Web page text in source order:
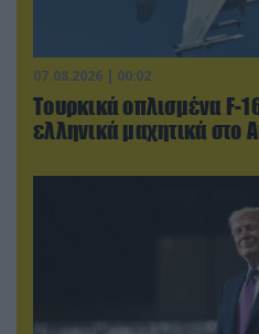
07.08.2026 | 00:02
Τουρκικά οπλισμένα F-
ελληνικά μαχητικά στο